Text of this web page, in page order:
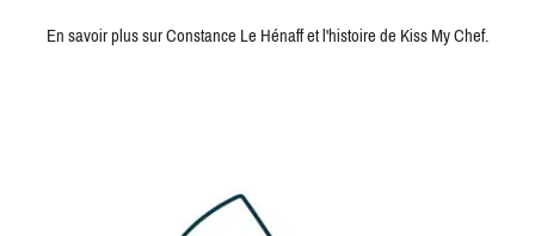
En savoir plus sur Constance Le Hénaff et l'histoire de Kiss My Chef.